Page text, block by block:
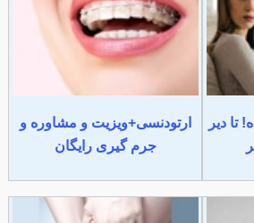
تا دیر
ارتودنسی+ویزیت و مشاوره و
جرم گیری رایگان